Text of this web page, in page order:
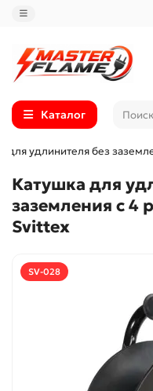
Каталог
для удлинителя без
Катушка для
заземления с 4
Svittex
SV-028